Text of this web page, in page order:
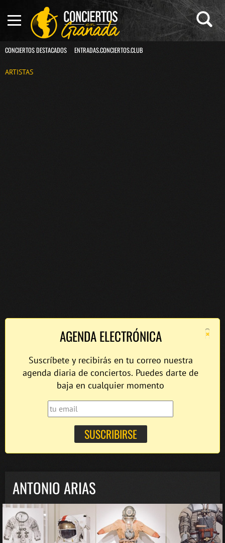
CONCIERTOS DESTACADOS ENTRADAS.CONCIERTOS.CLUB
ARTISTAS
×
AGENDA ELECTRÓNICA
Suscríbete y recibirás en tu correo nuestra
agenda diaria de conciertos. Puedes darte de
baja en cualquier momento
ANTONIO ARIAS